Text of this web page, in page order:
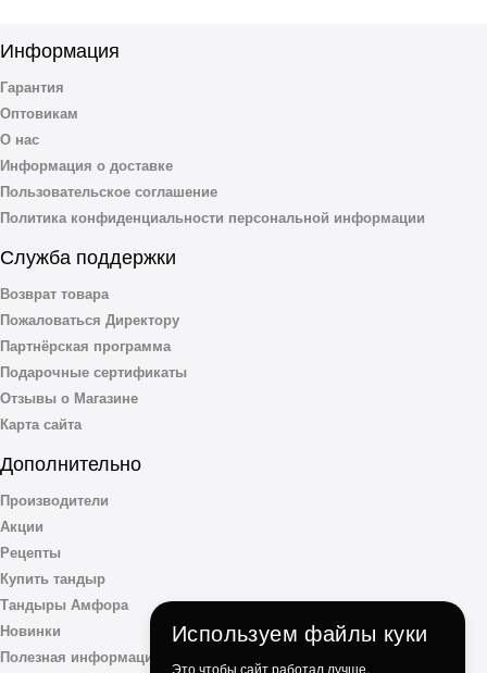
Информация
Гарантия
Оптовикам
О нас
Информация о доставке
Пользовательское соглашение
Политика конфиденциальности персональной информации
Служба поддержки
Возврат товара
Пожаловаться Директору
Партнёрская программа
Подарочные сертификаты
Отзывы о Магазине
Карта сайта
Дополнительно
Производители
Акции
Рецепты
Купить тандыр
Тандыры Амфора
Новинки
Полезная информация
Используем файлы куки
Это чтобы сайт работал лучше.